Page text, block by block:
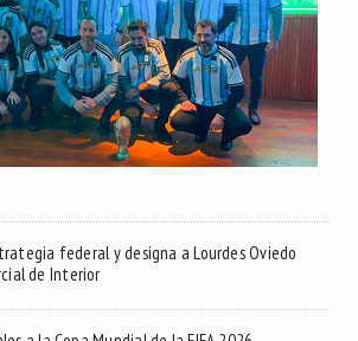
federal y designa a Lourdes Oviedo
de Interior